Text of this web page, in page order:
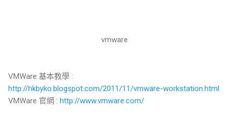
vmware
VMWare 基本教學 :
http://hkbyko.blogspot.com/2011/11/vmware-workstation.html
VMWare 官網 : http://www.vmware.com/